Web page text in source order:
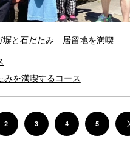
塀と石だたみ 居留地を満喫
みを満喫するコース
2 3 4 5 »